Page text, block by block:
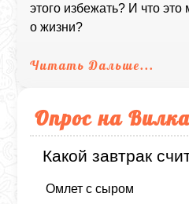
этого избежать? И что это
о жизни?
Читать Дальше...
Опрос на
Какой завтрак
Омлет с сыром